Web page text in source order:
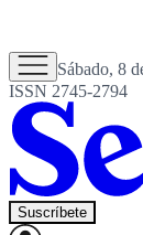
Sábado, 8
ISSN 2745-2794
Suscríbete